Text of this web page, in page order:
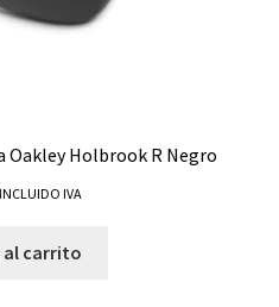
Oakley Holbrook R Negro
INCLUIDO IVA
al carrito